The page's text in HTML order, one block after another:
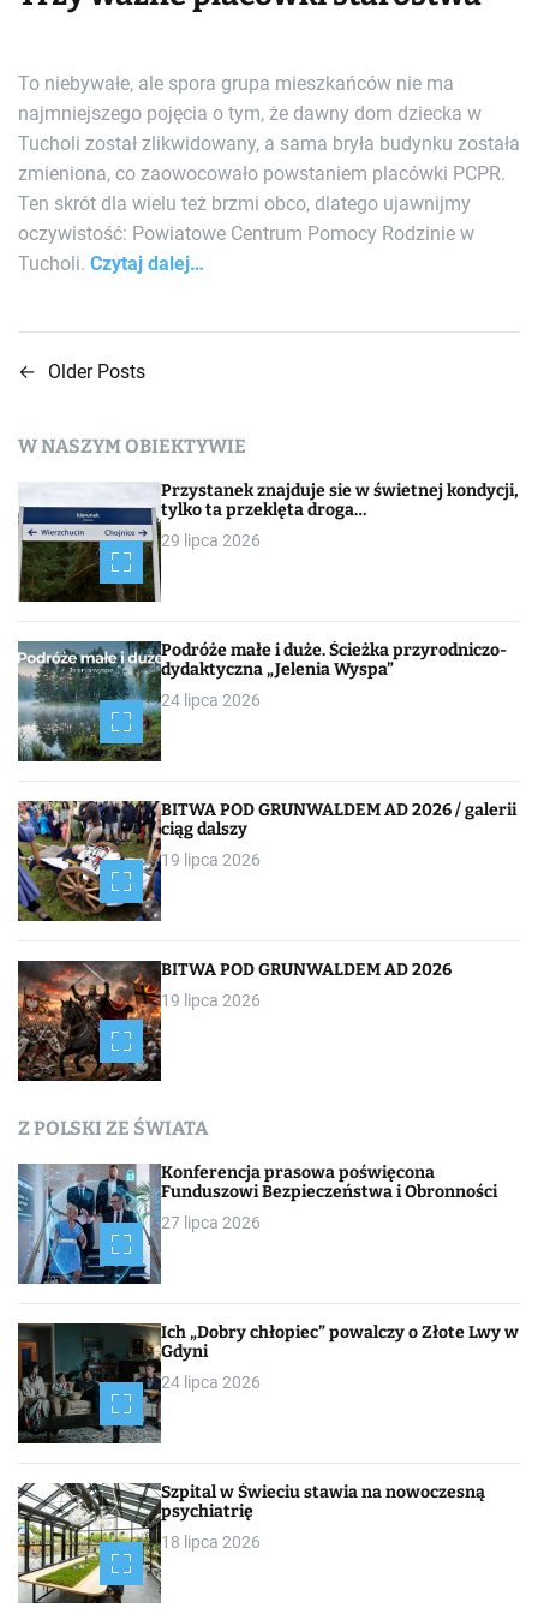
To niebywałe, ale spora grupa mieszkańców nie ma
najmniejszego pojęcia o tym, że dawny dom dziecka w
Tucholi został zlikwidowany, a sama bryła budynku została
zmieniona, co zaowocowało powstaniem placówki PCPR.
Ten skrót dla wielu też brzmi obco, dlatego ujawnijmy
oczywistość: Powiatowe Centrum Pomocy Rodzinie w
Tucholi. Czytaj dalej…
N
i
g
a
c
j
a
p
o
w
p
i
s
a
← Older Posts
W NASZYM OBIEKTYWIE
Przystanek znajduje sie w świetnej kondycji,
tylko ta przeklęta droga…
29 lipca 2026
Podróże małe i duże. Ścieżka przyrodniczo-
dydaktyczna „Jelenia Wyspa”
24 lipca 2026
BITWA POD GRUNWALDEM AD 2026 / galerii
ciąg dalszy
19 lipca 2026
BITWA POD GRUNWALDEM AD 2026
19 lipca 2026
Z POLSKI ZE ŚWIATA
Konferencja prasowa poświęcona
Funduszowi Bezpieczeństwa i Obronności
27 lipca 2026
Ich „Dobry chłopiec” powalczy o Złote Lwy w
Gdyni
24 lipca 2026
Szpital w Świeciu stawia na nowoczesną
psychiatrię
18 lipca 2026